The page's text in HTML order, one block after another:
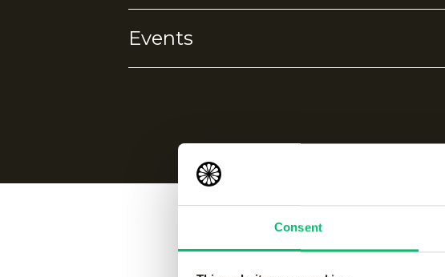
Consent
Geen eigenschappen gevonden.
Events
Vergelijkbare